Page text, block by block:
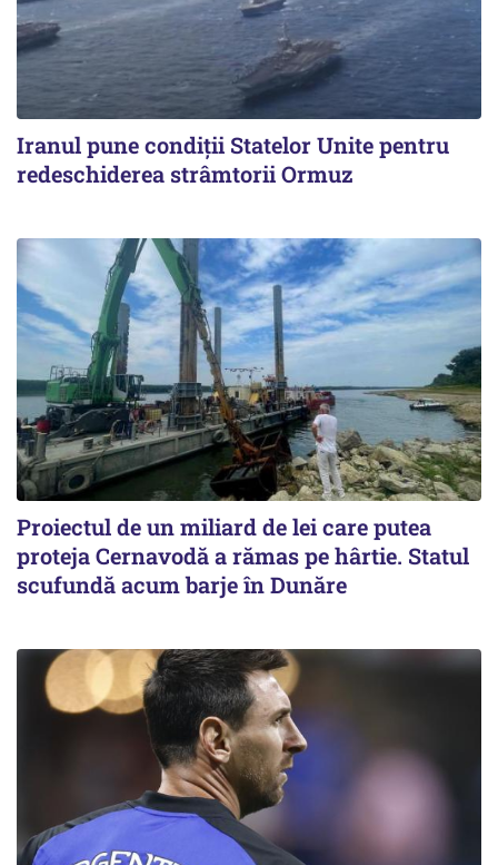
Iranul pune condiții Statelor Unite pentru
redeschiderea strâmtorii Ormuz
Proiectul de un miliard de lei care putea
proteja Cernavodă a rămas pe hârtie. Statul
scufundă acum barje în Dunăre